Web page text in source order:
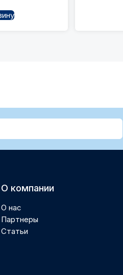
О компании
О нас
Партнеры
Статьи